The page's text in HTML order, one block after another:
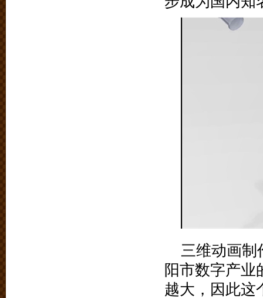
三维动画制
阳市数字产业
越大，因此这